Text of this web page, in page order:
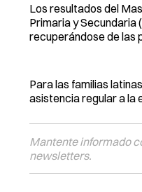
Los resultados del
Primaria y Secundaria
recuperándose de las
Para las familias
asistencia regular a la
Mantente informado
newsletters.